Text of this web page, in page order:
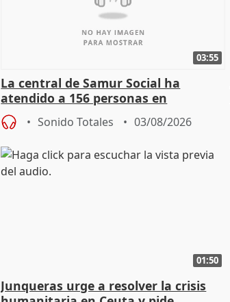
03:55
La central de Samur Social ha
atendido a 156 personas en
situación de calle durante Campaña
de CalorSonido Totales 03/08/2026
01:50
Junqueras urge a resolver la crisis